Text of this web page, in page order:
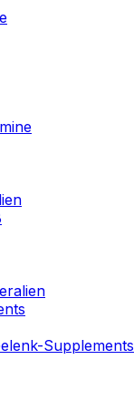
Supplements